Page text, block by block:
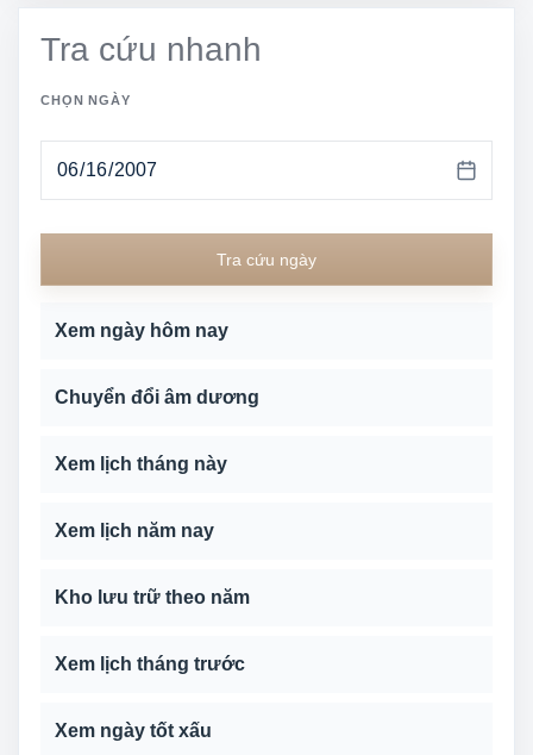
Tra cứu nhanh
CHỌN NGÀY
Tra cứu ngày
Xem ngày hôm nay
Chuyển đổi âm dương
Xem lịch tháng này
Xem lịch năm nay
Kho lưu trữ theo năm
Xem lịch tháng trước
Xem ngày tốt xấu